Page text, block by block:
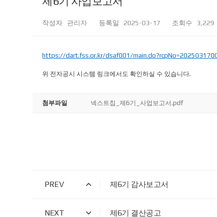
작성자 관리자 등록일 2025-03-17 조회수 3,229
https://dart.fss.or.kr/dsaf001/
위 전자공시 시스템 링크에서도 확인하실 수 있습니다.
첨부파일 넥스트칩_제6기_사업보고서.pdf
PREV 제6기 감사보고서
NEXT 제6기 결산공고